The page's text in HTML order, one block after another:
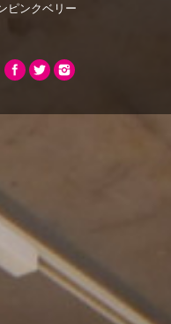
ピンクベリー